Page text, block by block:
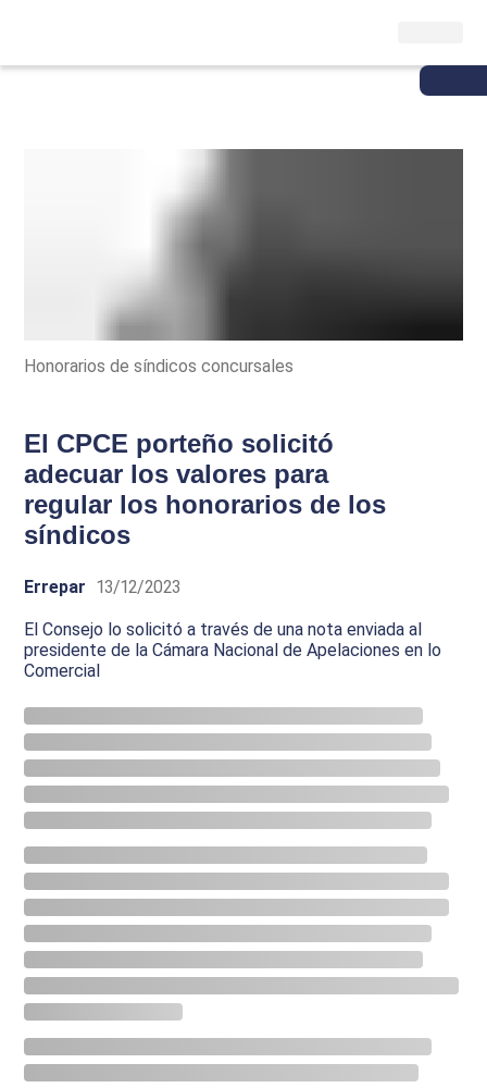
Honorarios de síndicos concursales
El CPCE porteño solicitó
adecuar los valores para
regular los honorarios de los
síndicos
Errepar 13/12/2023
El Consejo lo solicitó a través de una nota enviada al
presidente de la Cámara Nacional de Apelaciones en lo
Comercial